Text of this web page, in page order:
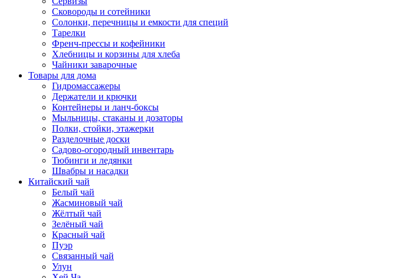
Сковороды и сотейники
Солонки, перечницы и емкости для специй
Тарелки
Френч-прессы и кофейники
Хлебницы и корзины для хлеба
Чайники заварочные
Товары для дома
Гидромассажеры
Держатели и крючки
Контейнеры и ланч-боксы
Мыльницы, стаканы и дозаторы
Полки, стойки, этажерки
Разделочные доски
Садово-огородный инвентарь
Тюбинги и ледянки
Швабры и насадки
Китайский чай
Белый чай
Жасминовый чай
Жёлтый чай
Зелёный чай
Красный чай
Пуэр
Связанный чай
Улун